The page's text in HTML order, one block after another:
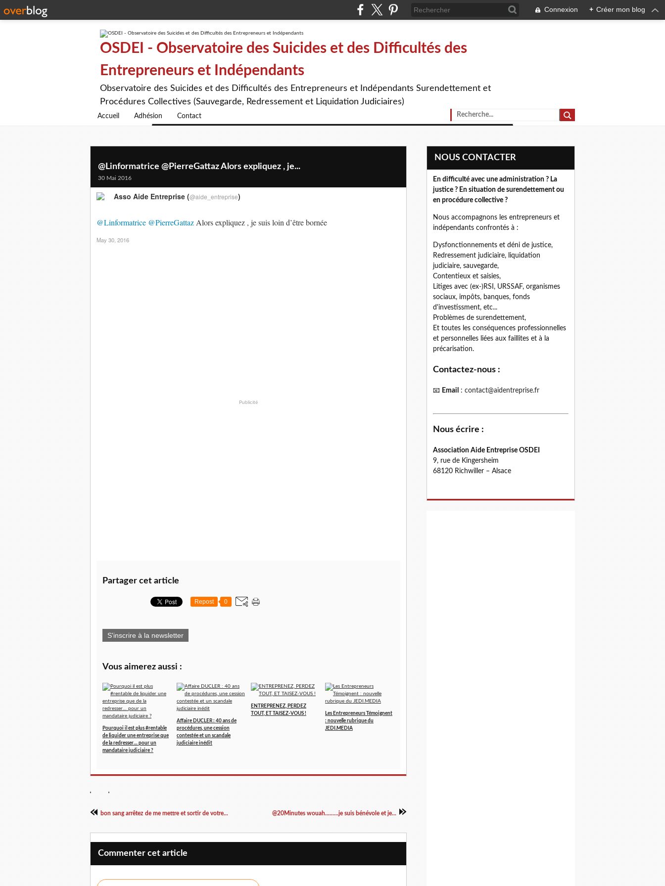
Connexion + Créer mon blog
OSDEI - Observatoire des Suicides et des Difficultés des
Entrepreneurs et Indépendants
Observatoire des Suicides et des Difficultés des Entrepreneurs et Indépendants Surendettement et
Procédures Collectives (Sauvegarde, Redressement et Liquidation Judiciaires)
Accueil Adhésion Contact
@Linformatrice @PierreGattaz Alors expliquez , je...
30 Mai 2016
@Linformatrice @PierreGattaz Alors expliquez , je suis loin d’être bornée
Asso Aide Entreprise (@aide_entreprise)
May 30, 2016
Publicité
Partager cet article
Repost 0
S'inscrire à la newsletter
Vous aimerez aussi :
Pourquoi il est plus #rentable
de liquider une entreprise que
de la redresser… pour un
mandataire judiciaire ?
Affaire DUCLER : 40 ans de
procédures, une cession
contestée et un scandale
judiciaire inédit
ENTREPRENEZ, PERDEZ
TOUT, ET TAISEZ-VOUS !
Les Entrepreneurs Témoignent
: nouvelle rubrique du
JEDI.MEDIA
bon sang arrêtez de me mettre et sortir de votre... @20Minutes wouah.........je suis bénévole et je...
Commenter cet article
NOUS CONTACTER
En difficulté avec une administration ? La
justice ? En situation de surendettement ou
en procédure collective ?
Nous accompagnons les entrepreneurs et
indépendants confrontés à :
Dysfonctionnements et déni de justice,
Redressement judiciaire, liquidation
judiciaire, sauvegarde,
Contentieux et saisies,
Litiges avec (ex-)RSI, URSSAF, organismes
sociaux, impôts, banques, fonds
d'investissment, etc...
Problèmes de surendettement,
Et toutes les conséquences professionnelles
et personnelles liées aux faillites et à la
précarisation.
Contactez-nous :
📧 Email : contact@aidentreprise.fr
Nous écrire :
Association Aide Entreprise OSDEI
9, rue de Kingersheim
68120 Richwiller – Alsace